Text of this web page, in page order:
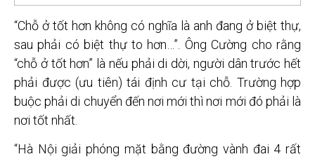
“Chỗ ở tốt hơn không có nghĩa là anh đang ở biệt thự,
sau phải có biệt thự to hơn…”. Ông Cường cho rằng
“chỗ ở tốt hơn” là nếu phải di dời, người dân trước hết
phải được (ưu tiên) tái định cư tại chỗ. Trường hợp
buộc phải di chuyển đến nơi mới thì nơi mới đó phải là
nơi tốt nhất.
“Hà Nội giải phóng mặt bằng đường vành đai 4 rất